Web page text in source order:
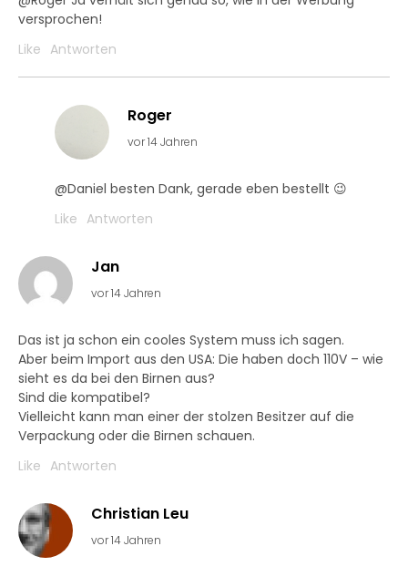
versprochen!
Like Antworten
Roger
vor 14 Jahren
@Daniel besten Dank, gerade eben bestellt 😉
Like Antworten
Jan
vor 14 Jahren
Das ist ja schon ein cooles System muss ich sagen.
Aber beim Import aus den USA: Die haben doch 110V – wie
sieht es da bei den Birnen aus?
Sind die kompatibel?
Vielleicht kann man einer der stolzen Besitzer auf die
Verpackung oder die Birnen schauen.
Like Antworten
Christian Leu
vor 14 Jahren